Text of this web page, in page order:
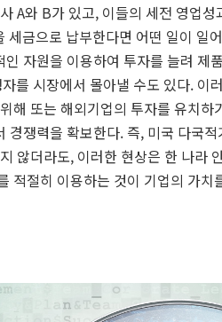
A와 B가 있고, 이들의 세전 영업
세금으로 납부한다면 어떤 일이 일
자원을 이용하여 투자를 늘려 제
를 시장에서 몰아낼 수도 있다. 이
해 또는 해외기업의 투자를 유치
경쟁력을 확보한다. 즉, 미국 다국
않더라도, 이러한 현상은 한 나라
적절히 이용하는 것이 기업의 가